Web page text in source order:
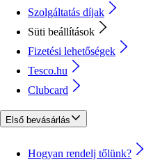
Szolgáltatás díjak
Süti beállítások
Fizetési lehetőségek
Tesco.hu
Clubcard
Első bevásárlás
Hogyan rendelj tőlünk?